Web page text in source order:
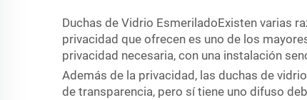
Duchas de Vidrio EsmeriladoExisten varias
privacidad que ofrecen es uno de los
privacidad necesaria, con una instalación
Además de la privacidad, las duchas de
de transparencia, pero sí tiene uno difuso